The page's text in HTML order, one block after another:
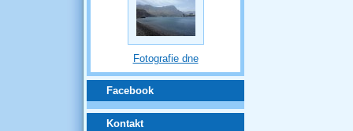
Fotografie dne
Facebook
Kontakt